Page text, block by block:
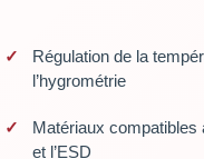
Régulation de la
l’hygrométrie
Matériaux compatibles
et l’ESD